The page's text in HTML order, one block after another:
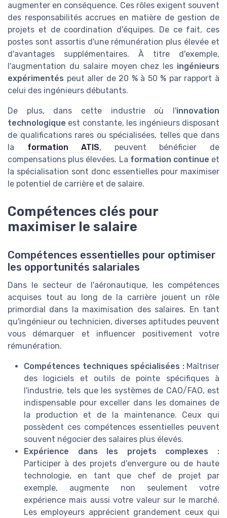
augmenter en conséquence. Ces rôles exigent souvent
des responsabilités accrues en matière de gestion de
projets et de coordination d'équipes. De ce fait, ces
postes sont assortis d'une rémunération plus élevée et
d'avantages supplémentaires. À titre d'exemple,
l'augmentation du salaire moyen chez les ingénieurs
expérimentés peut aller de 20 % à 50 % par rapport à
celui des ingénieurs débutants.
De plus, dans cette industrie où l'innovation
technologique est constante, les ingénieurs disposant
de qualifications rares ou spécialisées, telles que dans
la formation ATIS, peuvent bénéficier de
compensations plus élevées. La formation continue et
la spécialisation sont donc essentielles pour maximiser
le potentiel de carrière et de salaire.
Compétences clés pour
maximiser le salaire
Compétences essentielles pour optimiser
les opportunités salariales
Dans le secteur de l'aéronautique, les compétences
acquises tout au long de la carrière jouent un rôle
primordial dans la maximisation des salaires. En tant
qu'ingénieur ou technicien, diverses aptitudes peuvent
vous démarquer et influencer positivement votre
rémunération.
Compétences techniques spécialisées :Maîtriser
des logiciels et outils de pointe spécifiques à
l'industrie, tels que les systèmes de CAO/FAO, est
indispensable pour exceller dans les domaines de
la production et de la maintenance. Ceux qui
possèdent ces compétences essentielles peuvent
souvent négocier des salaires plus élevés.
Expérience dans les projets complexes :
Participer à des projets d'envergure ou de haute
technologie, en tant que chef de projet par
exemple, augmente non seulement votre
expérience mais aussi votre valeur sur le marché.
Les employeurs apprécient grandement ceux qui